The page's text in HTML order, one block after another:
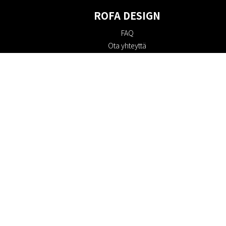
ROFA DESIGN
FAQ
Ota yhteyttä